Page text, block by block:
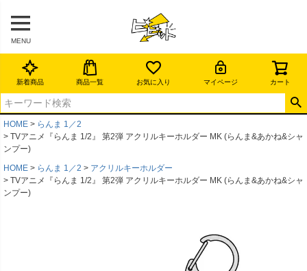
MENU
新着商品 商品一覧 お気に入り マイページ カート
HOME
らんま 1／2
TVアニメ『らんま 1/2』 第2弾 アクリルキーホルダー MK (らんま&あかね&シャ
ンプー)
HOME
らんま 1／2
アクリルキーホルダー
TVアニメ『らんま 1/2』 第2弾 アクリルキーホルダー MK (らんま&あかね&シャ
ンプー)